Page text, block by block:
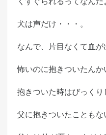
犬は声だけ・・・。
なんで、片目なくて血が
怖いのに抱きついたんか
抱きついた時はびっくり
父に抱きついたこともな